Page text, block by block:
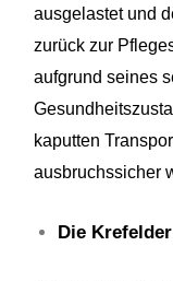
ausgelastet und
zurück zur
aufgrund seines
kaputten
ausbruchssicher
Die